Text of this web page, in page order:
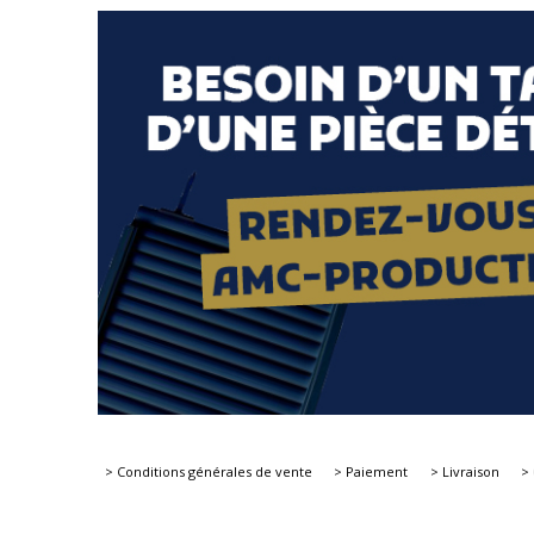
> Conditions générales de vente > Paiement > Livraison >